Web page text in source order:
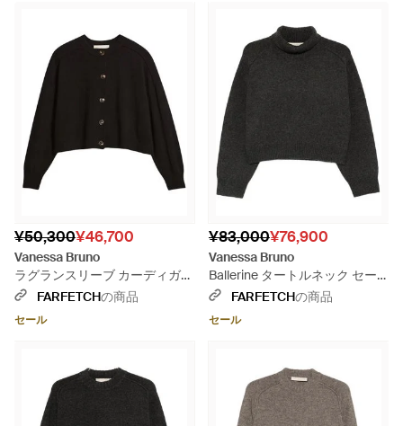
¥50,300¥46,700
Vanessa Bruno
ラグランスリーブ カーディガン
- ブラック
FARFETCHの商品
セール
¥83,000¥76,900
Vanessa Bruno
Ballerine タートルネック セー
ター - ブラック
FARFETCHの商品
セール